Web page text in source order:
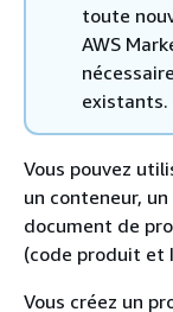
toute
AWS
existants.
Vous pouvez
un conteneur,
document de
(code produit et
Vous créez un